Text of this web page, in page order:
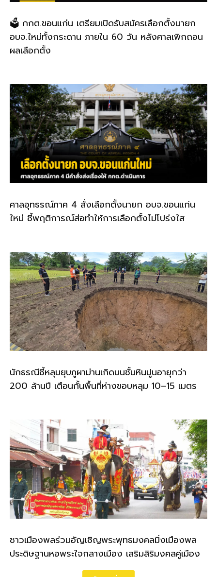
🗳️ กกต.ขอนแก่น เตรียมเปิดรับสมัครเลือกตั้งนายก
อบจ.ใหม่ทั้งกระดาน ภายใน 60 วัน หลังศาลเพิกถอน
ผลเลือกตั้ง
ศาลอุทธรณ์ภาค 4 สั่งเลือกตั้งนายก อบจ.ขอนแก่น
ใหม่ ชี้พฤติการณ์ส่อทำให้การเลือกตั้งไม่โปร่งใส
นักธรณีชี้หลุมยุบภูผาม่านเกิดบนชั้นหินปูนอายุกว่า
200 ล้านปี เตือนกั้นพื้นที่ห่างขอบหลุม 10–15 เมตร
ชาวเมืองพลร่วมอัญเชิญพระพุทธมงคลมิ่งเมืองพล
ประดิษฐานหอพระใจกลางเมือง เสริมสิริมงคลคู่เมือง